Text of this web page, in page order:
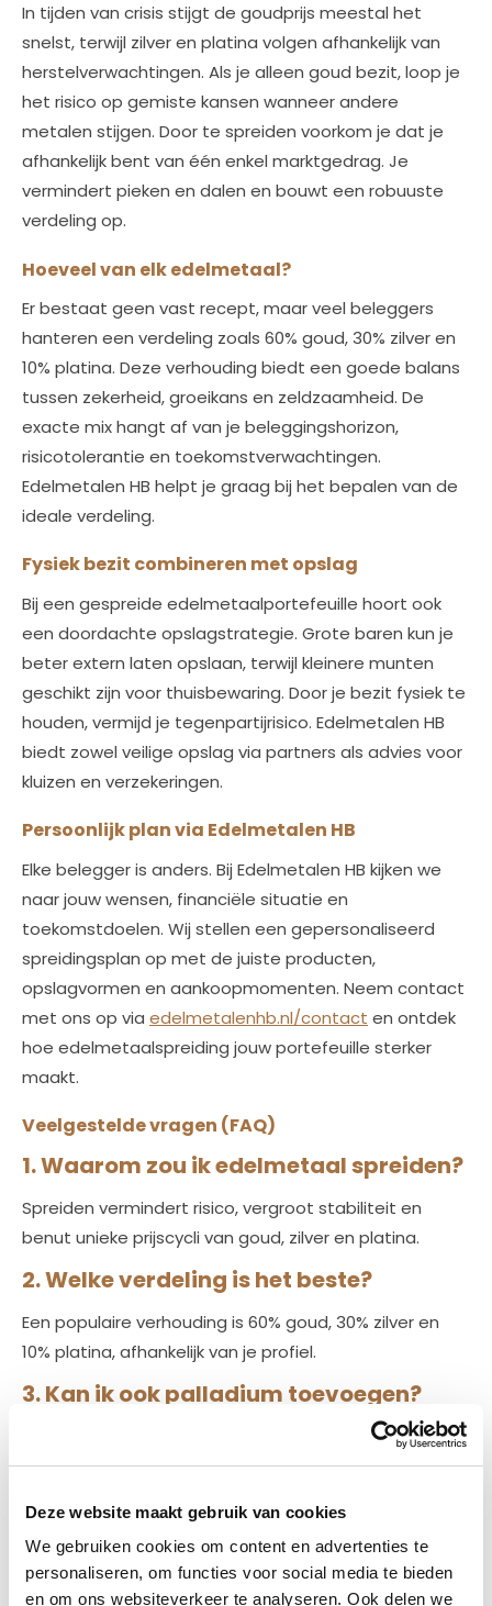
Deze website maakt gebruik van cookies
We gebruiken cookies om content en advertenties te
personaliseren, om functies voor social media te bieden
en om ons websiteverkeer te analyseren. Ook delen we
In tijden van crisis stijgt de goudprijs meestal het
snelst, terwijl zilver en platina volgen afhankelijk van
herstelverwachtingen. Als je alleen goud bezit, loop je
het risico op gemiste kansen wanneer andere
metalen stijgen. Door te spreiden voorkom je dat je
afhankelijk bent van één enkel marktgedrag. Je
vermindert pieken en dalen en bouwt een robuuste
verdeling op.
Hoeveel van elk edelmetaal?
Er bestaat geen vast recept, maar veel beleggers
hanteren een verdeling zoals 60% goud, 30% zilver en
10% platina. Deze verhouding biedt een goede balans
tussen zekerheid, groeikans en zeldzaamheid. De
exacte mix hangt af van je beleggingshorizon,
risicotolerantie en toekomstverwachtingen.
Edelmetalen HB helpt je graag bij het bepalen van de
ideale verdeling.
Fysiek bezit combineren met opslag
Bij een gespreide edelmetaalportefeuille hoort ook
een doordachte opslagstrategie. Grote baren kun je
beter extern laten opslaan, terwijl kleinere munten
geschikt zijn voor thuisbewaring. Door je bezit fysiek te
houden, vermijd je tegenpartijrisico. Edelmetalen HB
biedt zowel veilige opslag via partners als advies voor
kluizen en verzekeringen.
Persoonlijk plan via Edelmetalen HB
Elke belegger is anders. Bij Edelmetalen HB kijken we
naar jouw wensen, financiële situatie en
toekomstdoelen. Wij stellen een gepersonaliseerd
spreidingsplan op met de juiste producten,
opslagvormen en aankoopmomenten. Neem contact
met ons op via edelmetalenhb.nl/contact en ontdek
hoe edelmetaalspreiding jouw portefeuille sterker
maakt.
Veelgestelde vragen (FAQ)
1. Waarom zou ik edelmetaal spreiden?
Spreiden vermindert risico, vergroot stabiliteit en
benut unieke prijscycli van goud, zilver en platina.
2. Welke verdeling is het beste?
Een populaire verhouding is 60% goud, 30% zilver en
10% platina, afhankelijk van je profiel.
3. Kan ik ook palladium toevoegen?
Ja, palladium is mogelijk, maar volatieler en minder
liquide. Overleg met een specialist.
4. Hoe bewaar ik gespreid edelmetaal
veilig?
Thuis in een gecertificeerde kluis of extern met